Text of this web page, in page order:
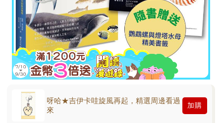
呀哈★吉伊卡哇旋風再起，精選周邊看過
來
加購